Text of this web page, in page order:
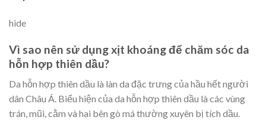
hide
Vì sao nên sử dụng xịt khoáng để chăm sóc da
hỗn hợp thiên dầu?
Da hỗn hợp thiên dầu là làn da đặc trưng của hầu hết người
dân Châu Á. Biểu hiện của da hỗn hợp thiên dầu là các vùng
trán, mũi, cằm và hai bên gò má thường xuyên bị tích dầu.